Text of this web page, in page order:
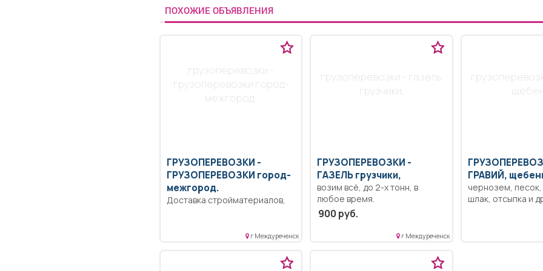
ПОХОЖИЕ ОБЪЯВЛЕНИЯ
грузоперевозки -
грузоперевозки город-
межгород.
ГРУЗОПЕРЕВОЗКИ -
ГРУЗОПЕРЕВОЗКИ город-
межгород.
Доставка стройматериалов,
г Междуреченск
грузоперевозки - газель
грузчики,
ГРУЗОПЕРЕВОЗКИ -
ГАЗЕЛЬ грузчики,
возим всё, до 2-х тонн, в
любое время.
900 руб.
г Междуреченск
ГРАВИЙ,
чернозем, песок,
шлак, отсыпка и